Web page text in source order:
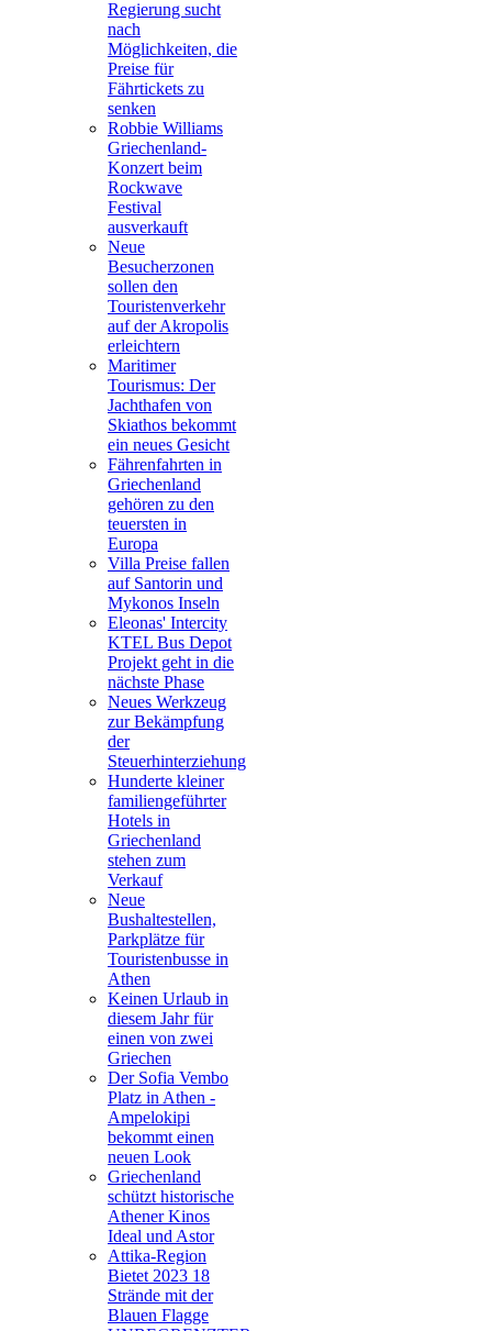
Regierung sucht
nach
Möglichkeiten, die
Preise für
Fährtickets zu
senken
Robbie Williams
Griechenland-
Konzert beim
Rockwave
Festival
ausverkauft
Neue
Besucherzonen
sollen den
Touristenverkehr
auf der Akropolis
erleichtern
Maritimer
Tourismus: Der
Jachthafen von
Skiathos bekommt
ein neues Gesicht
Fährenfahrten in
Griechenland
gehören zu den
teuersten in
Europa
Villa Preise fallen
auf Santorin und
Mykonos Inseln
Eleonas' Intercity
KTEL Bus Depot
Projekt geht in die
nächste Phase
Neues Werkzeug
zur Bekämpfung
der
Steuerhinterziehung
Hunderte kleiner
familiengeführter
Hotels in
Griechenland
stehen zum
Verkauf
Neue
Bushaltestellen,
Parkplätze für
Touristenbusse in
Athen
Keinen Urlaub in
diesem Jahr für
einen von zwei
Griechen
Der Sofia Vembo
Platz in Athen -
Ampelokipi
bekommt einen
neuen Look
Griechenland
schützt historische
Athener Kinos
Ideal und Astor
Attika-Region
Bietet 2023 18
Strände mit der
Blauen Flagge